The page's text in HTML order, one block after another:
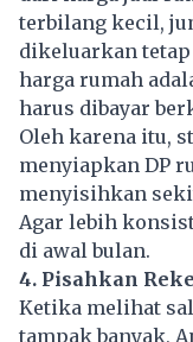
terbilang kecil,
dikeluarkan
harga rumah
harus dibayar
Oleh karena itu,
menyiapkan DP
menyisihkan
Agar lebih
di awal bulan.
4. Pisahkan
Ketika melihat
tampak banyak,